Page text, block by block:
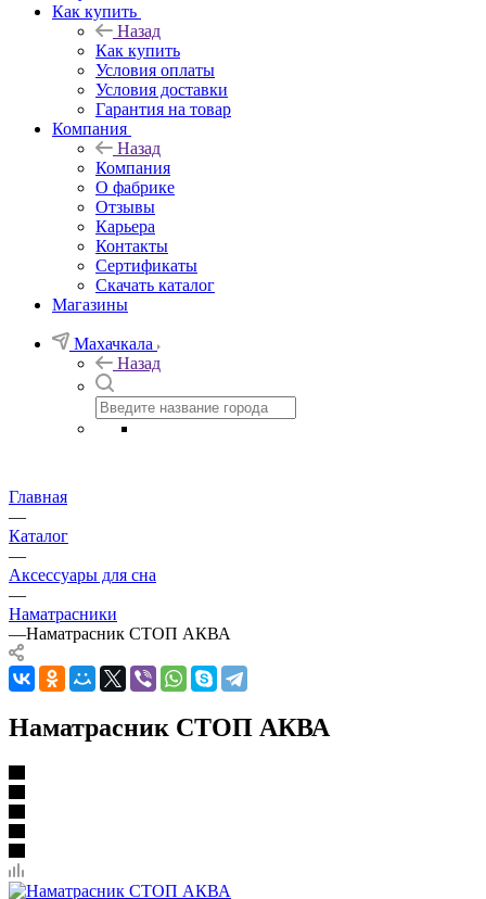
Как купить
Назад
Как купить
Условия оплаты
Условия доставки
Гарантия на товар
Компания
Назад
Компания
О фабрике
Отзывы
Карьера
Контакты
Сертификаты
Скачать каталог
Магазины
Махачкала
Назад
Главная
—
Каталог
—
Аксессуары для сна
—
Наматрасники
—Наматрасник СТОП АКВА
Наматрасник СТОП АКВА